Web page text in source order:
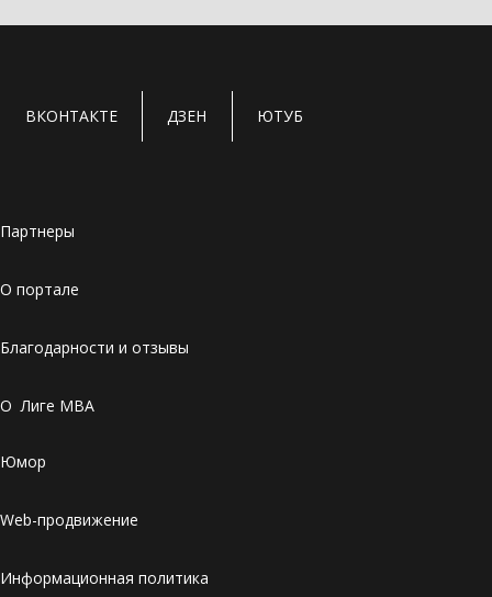
ВКОНТАКТЕ ДЗЕН ЮТУБ
Партнеры
О портале
Благодарности и отзывы
О Лиге MBA
Юмор
Web-продвижение
Информационная политика